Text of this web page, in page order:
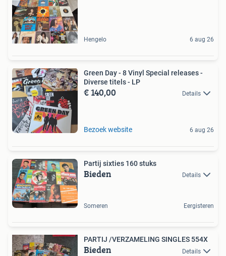
Hengelo 6 aug 26
Green Day - 8 Vinyl Special releases -
Diverse titels - LP
€ 140,00 Details
Bezoek website 6 aug 26
Partij sixties 160 stuks
Bieden Details
Someren Eergisteren
PARTIJ /VERZAMELING SINGLES 554X
Bieden Details